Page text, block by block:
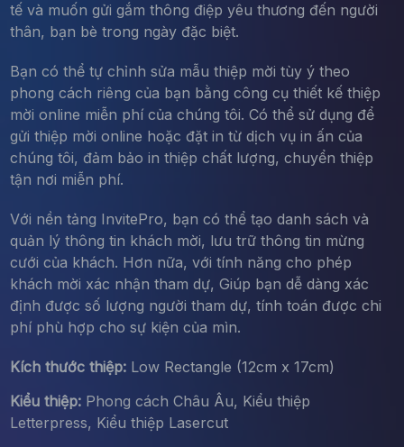
tế và muốn gửi gắm thông điệp yêu thương đến người
thân, bạn bè trong ngày đặc biệt.
Bạn có thể tự chỉnh sửa mẫu thiệp mời tùy ý theo
phong cách riêng của bạn bằng công cụ thiết kế thiệp
mời online miễn phí của chúng tôi. Có thể sử dụng để
gửi thiệp mời online hoặc đặt in từ dịch vụ in ấn của
chúng tôi, đảm bảo in thiệp chất lượng, chuyển thiệp
tận nơi miễn phí.
Với nền tảng InvitePro, bạn có thể tạo danh sách và
quản lý thông tin khách mời, lưu trữ thông tin mừng
cưới của khách. Hơn nữa, với tính năng cho phép
khách mời xác nhận tham dự, Giúp bạn dễ dàng xác
định được số lượng người tham dự, tính toán được chi
phí phù hợp cho sự kiện của mìn.
Kích thước thiệp:Low Rectangle (12cm x 17cm)
Kiểu thiệp:Phong cách Châu Âu, Kiểu thiệp
Letterpress, Kiểu thiệp Lasercut